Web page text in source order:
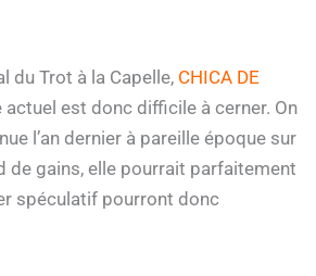
du Trot à la Capelle, CHICA DE
est donc difficile à cerner. On
l’an dernier à pareille époque sur
de gains, elle pourrait parfaitement
spéculatif pourront donc